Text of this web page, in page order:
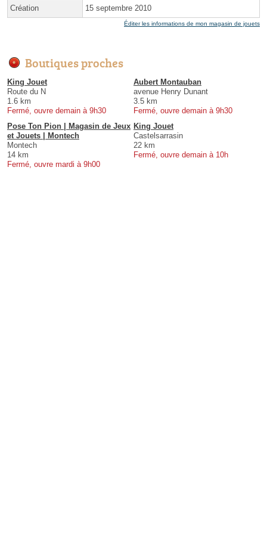
Création 15 septembre 2010
Éditer les informations de mon magasin de jouets
Boutiques proches
King Jouet
Route du N
1.6 km
Fermé, ouvre demain à 9h30
Aubert Montauban
avenue Henry Dunant
3.5 km
Fermé, ouvre demain à 9h30
Pose Ton Pion | Magasin de Jeux
et Jouets | Montech
Montech
14 km
Fermé, ouvre mardi à 9h00
King Jouet
Castelsarrasin
22 km
Fermé, ouvre demain à 10h